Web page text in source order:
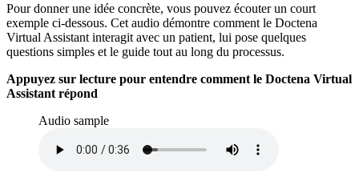
Pour donner une idée concrète, vous pouvez écouter un court
exemple ci-dessous. Cet audio démontre comment le Doctena
Virtual Assistant interagit avec un patient, lui pose quelques
questions simples et le guide tout au long du processus.
Appuyez sur lecture pour entendre comment le Doctena Virtual
Assistant répond
Audio sample